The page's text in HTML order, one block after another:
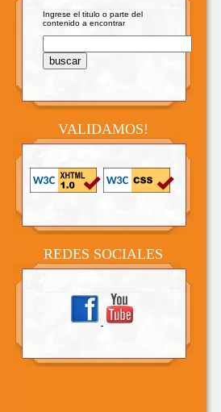
Ingrese el titulo o parte del
contenido a encontrar
VALIDAMOS!
REDES SOCIALES